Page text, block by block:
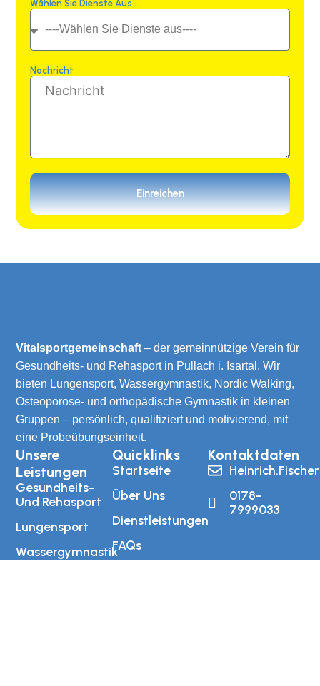
Wählen Sie Dienste Aus
Nachricht
Einreichen
Vitalsportgemeinschaft – der gemeinnützige Verein für
Gesundheits- und Rehasport in Pullach i. Isartal. Wir
bieten Lungensport, Wassergymnastik, Nordic Walking,
Osteoporose- und orthopädische Gymnastik in kleinen
Gruppen – persönlich, qualifiziert und motivierend, mit
eine Probeübungseinheit.
Unsere
Leistungen
Gesundheits-
Und Rehasport
Lungensport
Wassergymnastik
Quicklinks
Startseite
Über Uns
Dienstleistungen
FAQs
Kontaktdaten
0178-
7999033